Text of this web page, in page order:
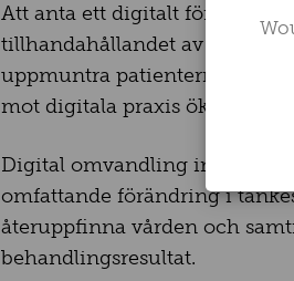
Att anta ett digitalt först-
tillhandahållandet av
uppmuntra patienterna till ett
mot digitala praxis ökar
Digital omvandling inom
omfattande förändring i
återuppfinna vården och
behandlingsresultat.